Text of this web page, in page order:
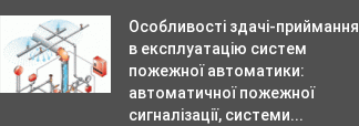
Особливості здачі-приймання
в експлуатацію систем
пожежної автоматики:
автоматичної пожежної
сигналізації, системи...